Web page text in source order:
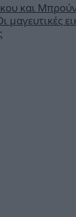
και